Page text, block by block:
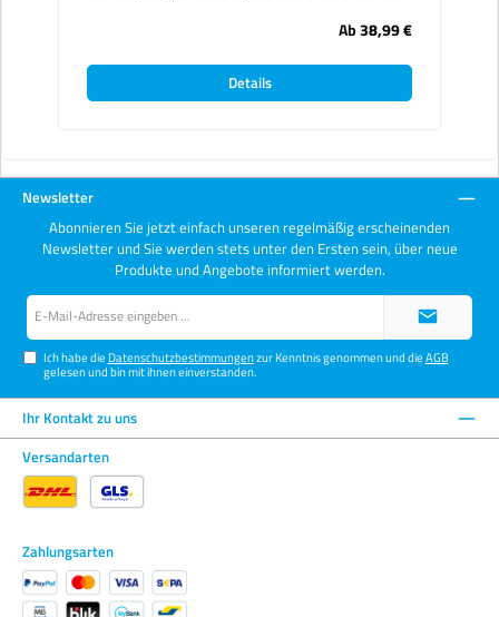
außergewöhnlich gute Ergebnisse mit tiefem Schwarz und
hervorragende Ergebnisse und erhalten einen größeren
Farbgamut als bei allen anderen Fine Art-Papieren.
Papiereigenschaften im Überblick: - Hervorragende
glänzende Oberfläche - Archivierungsqualität - Kompatibel
Ab38,99 €
Details
Newsletter
Abonnieren Sie jetzt einfach unseren regelmäßig erscheinenden
Newsletter und Sie werden stets unter den Ersten sein, über neue
Produkte und Angebote informiert werden.
Ich habe die Datenschutzbestimmungenzur Kenntnis genommen und dieAGB
gelesen und bin mit ihnen einverstanden.
Ihr Kontakt zu uns
Versandarten
Zahlungsarten